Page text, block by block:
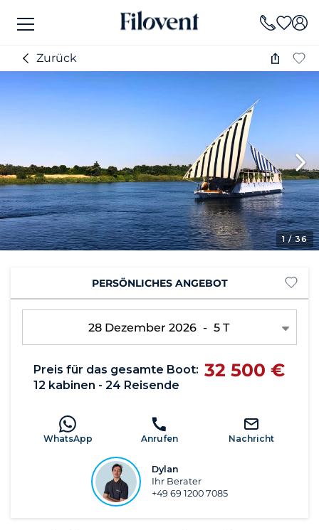
Zurück
1/ 36
PERSÖNLICHES ANGEBOT
28 Dezember 2026 - 5 T
Preis für das gesamte Boot:
12 kabinen - 24 Reisende
32 500 €
WhatsApp Anrufen Nachricht
Dylan
Ihr Berater
+49 69 1200 7085